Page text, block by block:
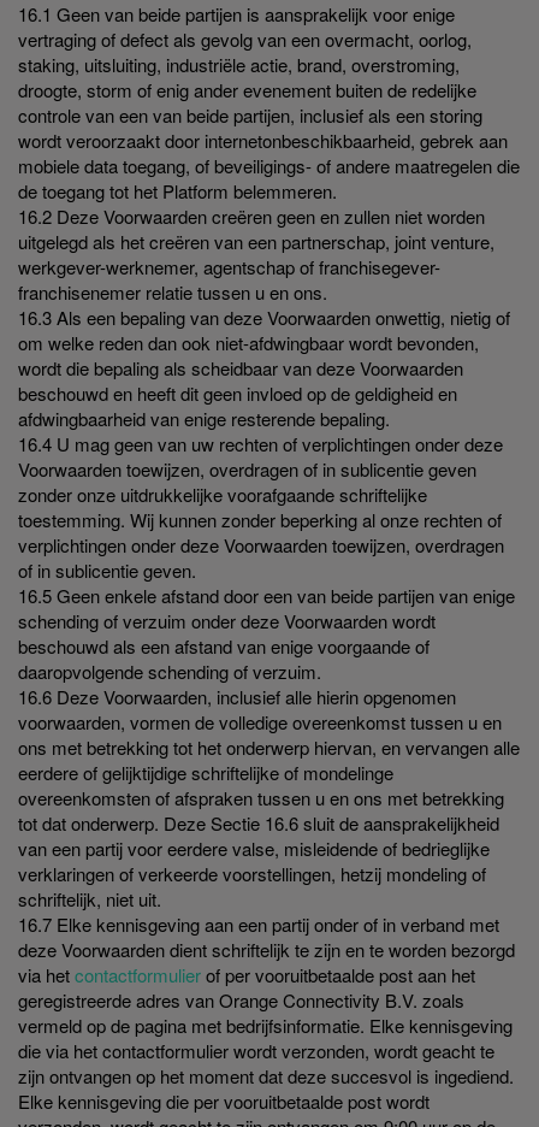
16.1 Geen van beide partijen is aansprakelijk voor enige
vertraging of defect als gevolg van een overmacht, oorlog,
staking, uitsluiting, industriële actie, brand, overstroming,
droogte, storm of enig ander evenement buiten de redelijke
controle van een van beide partijen, inclusief als een storing
wordt veroorzaakt door internetonbeschikbaarheid, gebrek aan
mobiele data toegang, of beveiligings- of andere maatregelen die
de toegang tot het Platform belemmeren.
16.2 Deze Voorwaarden creëren geen en zullen niet worden
uitgelegd als het creëren van een partnerschap, joint venture,
werkgever-werknemer, agentschap of franchisegever-
franchisenemer relatie tussen u en ons.
16.3 Als een bepaling van deze Voorwaarden onwettig, nietig of
om welke reden dan ook niet-afdwingbaar wordt bevonden,
wordt die bepaling als scheidbaar van deze Voorwaarden
beschouwd en heeft dit geen invloed op de geldigheid en
afdwingbaarheid van enige resterende bepaling.
16.4 U mag geen van uw rechten of verplichtingen onder deze
Voorwaarden toewijzen, overdragen of in sublicentie geven
zonder onze uitdrukkelijke voorafgaande schriftelijke
toestemming. Wij kunnen zonder beperking al onze rechten of
verplichtingen onder deze Voorwaarden toewijzen, overdragen
of in sublicentie geven.
16.5 Geen enkele afstand door een van beide partijen van enige
schending of verzuim onder deze Voorwaarden wordt
beschouwd als een afstand van enige voorgaande of
daaropvolgende schending of verzuim.
16.6 Deze Voorwaarden, inclusief alle hierin opgenomen
voorwaarden, vormen de volledige overeenkomst tussen u en
ons met betrekking tot het onderwerp hiervan, en vervangen alle
eerdere of gelijktijdige schriftelijke of mondelinge
overeenkomsten of afspraken tussen u en ons met betrekking
tot dat onderwerp. Deze Sectie 16.6 sluit de aansprakelijkheid
van een partij voor eerdere valse, misleidende of bedrieglijke
verklaringen of verkeerde voorstellingen, hetzij mondeling of
schriftelijk, niet uit.
16.7 Elke kennisgeving aan een partij onder of in verband met
deze Voorwaarden dient schriftelijk te zijn en te worden bezorgd
via hetcontactformulierof per vooruitbetaalde post aan het
geregistreerde adres van Orange Connectivity B.V. zoals
vermeld op de pagina met bedrijfsinformatie. Elke kennisgeving
die via het contactformulier wordt verzonden, wordt geacht te
zijn ontvangen op het moment dat deze succesvol is ingediend.
Elke kennisgeving die per vooruitbetaalde post wordt